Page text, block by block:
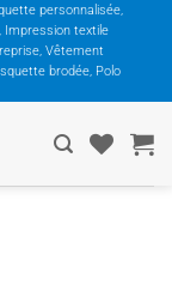
personnalisée,
Impression textile
Vêtement
brodée, Polo